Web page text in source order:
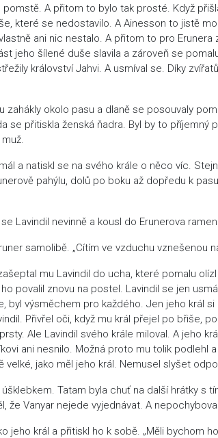
A přitom to bylo tak prosté. Když
které se nedostavilo. A Ainesson to jistě
ani nic nestalo. A přitom to pro Erunera
jeho šílené duše slavila a zároveň se
království Jahvi. A usmíval se. Díky
zahákly okolo pasu a dlaně se posouvaly
se přitiskla ženská ňadra. Byl by to
a natiskl se na svého krále o něco víc.
pahýlu, dolů po boku až dopředu k
Lavindil nevinně a kousl do Erunerova
samolibě. „Cítím ve vzduchu vznešenou
mu Lavindil do ucha, které pomalu
povalil znovu na postel. Lavindil se jen
byl výsměchem pro každého. Jen jeho král
Přivřel oči, když mu král přejel po břiše,
Ale Lavindil svého krále miloval. A jeho
ani nesnilo. Možná proto mu tolik podlehl
velké, jako měl jeho král. Nemusel slyšet
úšklebkem. Tatam byla chuť na další hrátky s
že Vanyar nejede vyjednávat. A
jeho král a přitiskl ho k sobě. „Měli bychom